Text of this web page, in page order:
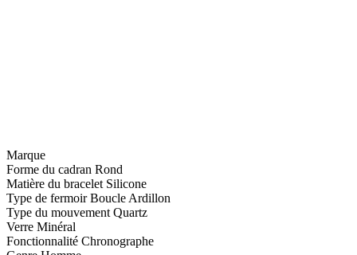
Marque
Forme du cadran Rond
Matière du bracelet Silicone
Type de fermoir Boucle Ardillon
Type du mouvement Quartz
Verre Minéral
Fonctionnalité Chronographe